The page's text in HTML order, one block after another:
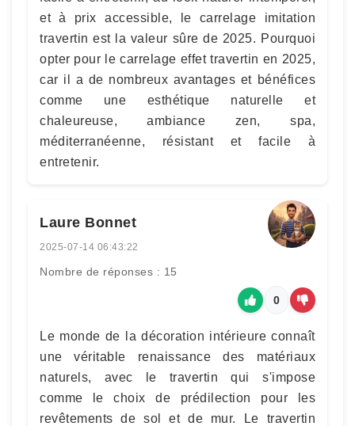
et à prix accessible, le carrelage imitation
travertin est la valeur sûre de 2025. Pourquoi
opter pour le carrelage effet travertin en 2025,
car il a de nombreux avantages et bénéfices
comme une esthétique naturelle et
chaleureuse, ambiance zen, spa,
méditerranéenne, résistant et facile à
entretenir.
Laure Bonnet
2025-07-14 06:43:22
Nombre de réponses : 15
0
Le monde de la décoration intérieure connaît
une véritable renaissance des matériaux
naturels, avec le travertin qui s'impose
comme le choix de prédilection pour les
revêtements de sol et de mur. Le travertin